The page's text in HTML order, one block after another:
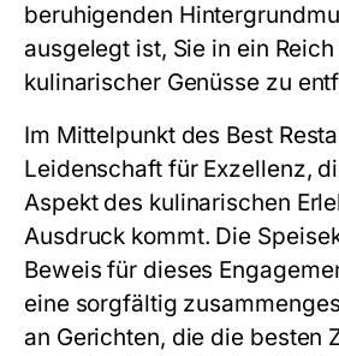
beruhigenden
ausgelegt ist, Sie in ein
kulinarischer Genüsse zu
Im Mittelpunkt des Best
Leidenschaft für Exzellenz,
Aspekt des kulinarischen
Ausdruck kommt. Die
Beweis für dieses
eine sorgfältig
an Gerichten, die die besten